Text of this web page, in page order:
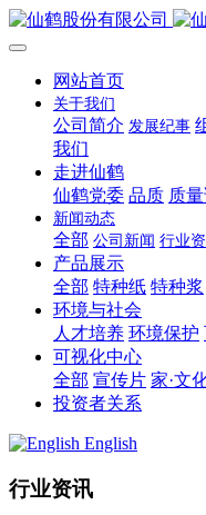
网站首页
关于我们
公司简介 发展纪事
我们
走进仙鹤
仙鹤党委 品质 质
新闻动态
全部 公司新闻 行业
产品展示
全部 特种纸 特种浆
环境与社会
人才培养 环境保护
可视化中心
全部 宣传片 家·文
投资者关系
English
行业资讯